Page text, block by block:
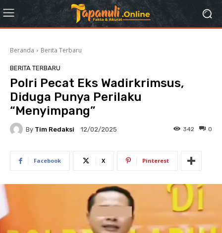
Beranda Berita Terbaru
BERITA TERBARU
Polri Pecat Eks Wadirkrimsus,
Diduga Punya Perilaku
“Menyimpang”
By Tim Redaksi 12/02/2025 0
342
Facebook X Pinterest